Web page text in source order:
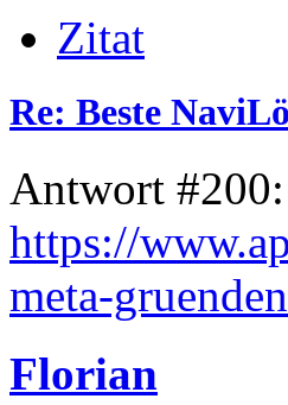
Zitat
Re: Beste
Antwort
https://
meta-
Florian